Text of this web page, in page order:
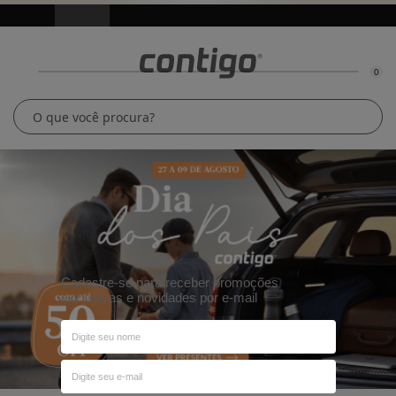
0
Cadastre-se para receber promoções
exclusivas e novidades por e-mail